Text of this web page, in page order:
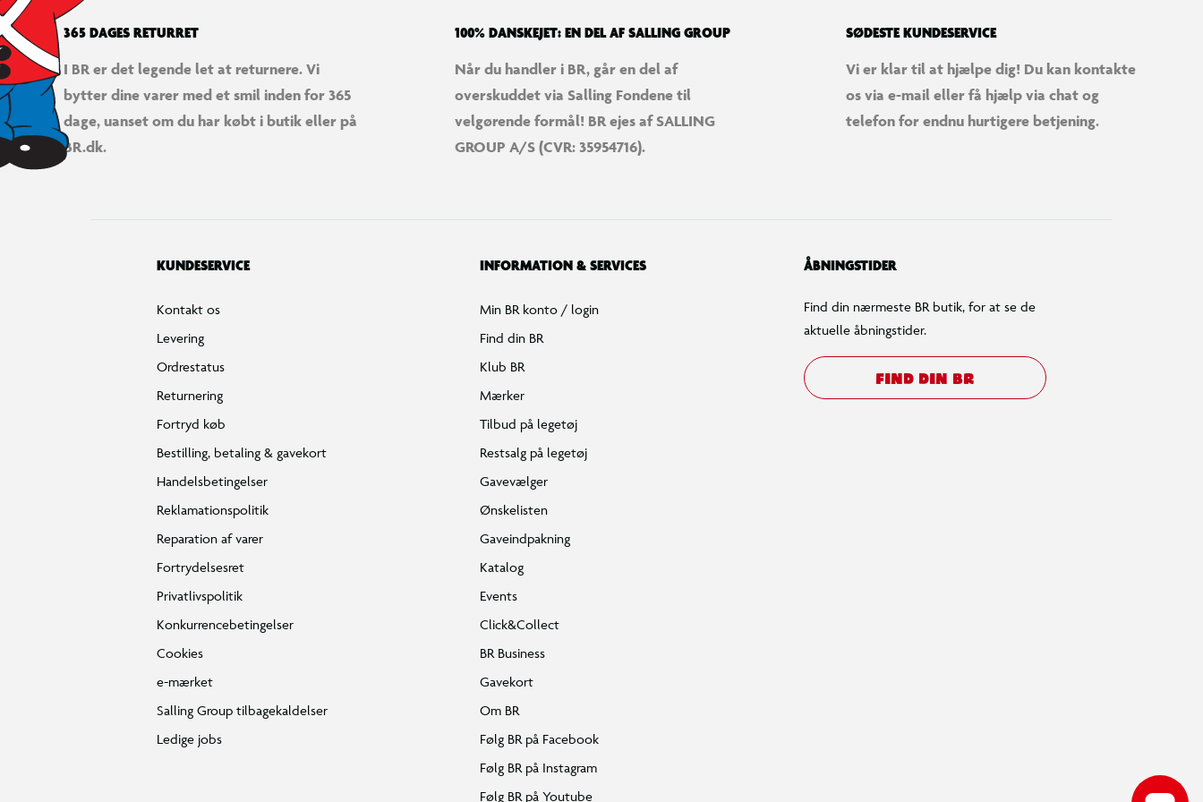
365 DAGES RETURRET
I BR er det legende let at returnere. Vi
bytter dine varer med et smil inden for 365
dage, uanset om du har købt i butik eller på
BR.dk.
100% DANSKEJET: EN DEL AF SALLING GROUP
Når du handler i BR, går en del af
overskuddet via Salling Fondene til
velgørende formål! BR ejes af SALLING
GROUP A/S (CVR: 35954716).
SØDESTE KUNDESERVICE
Vi er klar til at hjælpe dig! Du kan kontakte
os via e-mail eller få hjælp via chat og
telefon for endnu hurtigere betjening.
KUNDESERVICE
Kontakt os
Levering
Ordrestatus
Returnering
Fortryd køb
Bestilling, betaling & gavekort
Handelsbetingelser
Reklamationspolitik
Reparation af varer
Fortrydelsesret
Privatlivspolitik
Konkurrencebetingelser
Cookies
e-mærket
Salling Group tilbagekaldelser
Ledige jobs
INFORMATION & SERVICES
Min BR konto / login
Find din BR
Klub BR
Mærker
Tilbud på legetøj
Restsalg på legetøj
Gavevælger
Ønskelisten
Gaveindpakning
Katalog
Events
Click&Collect
BR Business
Gavekort
Om BR
Følg BR på Facebook
Følg BR på Instagram
Følg BR på Youtube
ÅBNINGSTIDER
Find din nærmeste BR butik, for at se de
aktuelle åbningstider.
FIND DIN BR